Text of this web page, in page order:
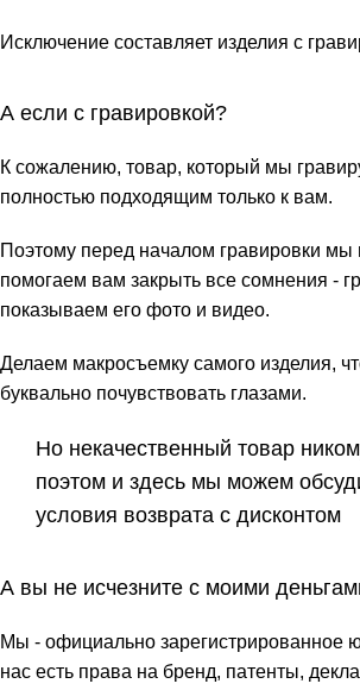
Исключение составляет изделия с
А если с гравировкой?
К сожалению, товар, который мы
полностью подходящим только к вам.
Поэтому перед началом гравировки мы
помогаем вам закрыть все сомнения -
показываем его фото и видео.
Делаем макросъемку самого изделия,
буквально почувствовать глазами.
Но некачественный товар
поэтом и здесь мы можем
условия возврата с дисконтом
А вы не исчезните с моими
Мы - официально зарегистрированное
нас есть права на бренд, патенты,